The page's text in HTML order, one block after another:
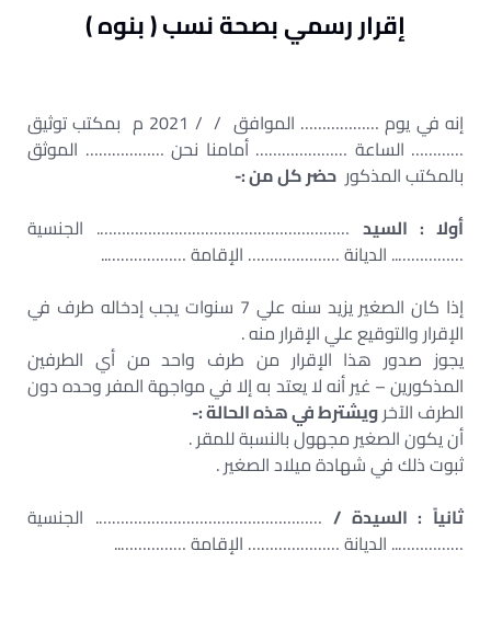
إقرار رسمي بصحة نسب ( بنوه )
إنه في يوم ……………… الموافق / / 2021 م بمكتب توثيق
………… الساعة ………………… أمامنا نحن ……………… الموثق
بالمكتب المذكور حضر كل من :-
أولا : السيد …………………………………………………. الجنسية
…………….. الديانة ………………… الإقامة ………………..
إذا كان الصغير يزيد سنه علي 7 سنوات يجب إدخاله طرف في
الإقرار والتوقيع علي الإقرار منه .
يجوز صدور هذا الإقرار من طرف واحد من أي الطرفين
المذكورين – غير أنه لا يعتد به إلا في مواجهة المفر وحده دون
الطرف الآخرويشترط في هذه الحالة :-
أن يكون الصغير مجهول بالنسبة للمقر .
ثبوت ذلك في شهادة ميلاد الصغير .
ثانياً : السيدة /……………………………………………. الجنسية
…………….. الديانة ………………… الإقامة ……………..